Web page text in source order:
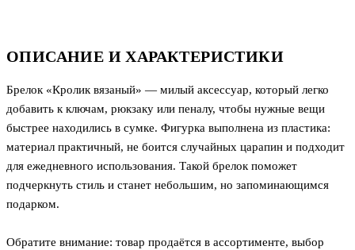
ОПИСАНИЕ И ХАРАКТЕРИСТИКИ
Брелок «Кролик вязаный» — милый аксессуар, который легко
добавить к ключам, рюкзаку или пеналу, чтобы нужные вещи
быстрее находились в сумке. Фигурка выполнена из пластика:
материал практичный, не боится случайных царапин и подходит
для ежедневного использования. Такой брелок поможет
подчеркнуть стиль и станет небольшим, но запоминающимся
подарком.
Обратите внимание: товар продаётся в ассортименте, выбор